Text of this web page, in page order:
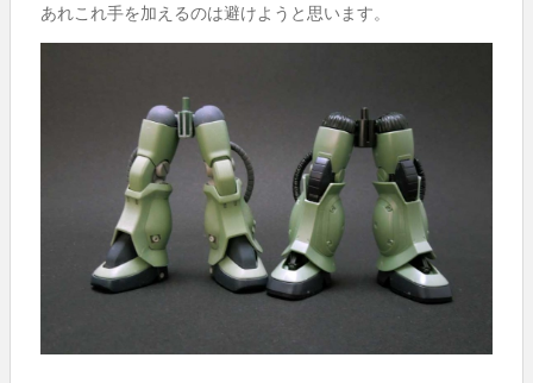
あれこれ手を加えるのは避けようと思います。